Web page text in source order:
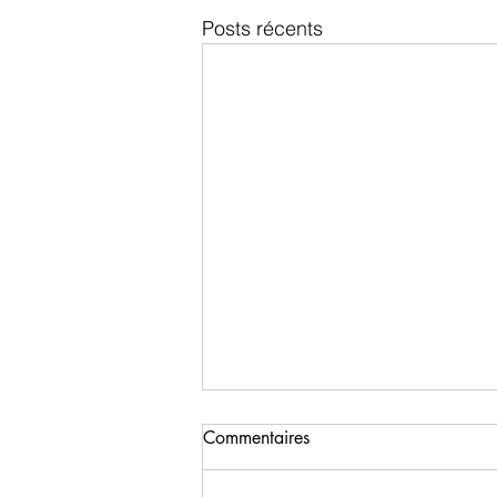
Posts récents
Commentaires